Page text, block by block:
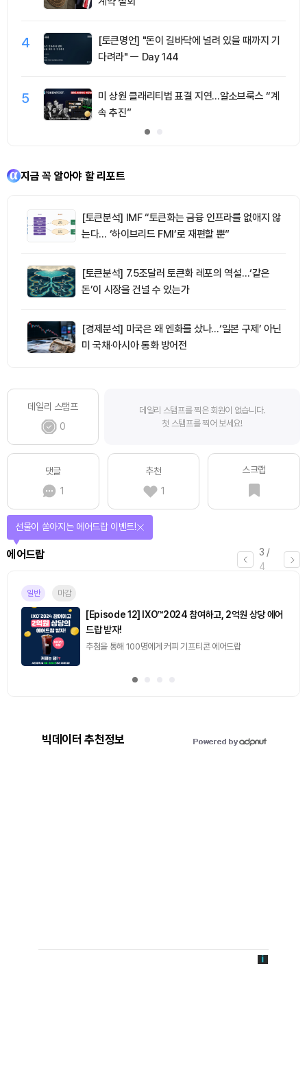
4
[토큰명언] "돈이 길바닥에 널려 있을 때까지 기
다려라" ㅡ Day 144
5
미 상원 클래리티법 표결 지연…알소브룩스 “계
속 추진”
지금 꼭 알아야 할 리포트
[토큰분석] IMF “토큰화는 금융 인프라를 없애지 않
는다… ‘하이브리드 FMI’로 재편할 뿐”
[토큰분석] 7.5조달러 토큰화 레포의 역설…‘같은
돈’이 시장을 건널 수 있는가
[경제분석] 미국은 왜 엔화를 샀나…‘일본 구제’ 아닌
미 국채·아시아 통화 방어전
데일리 스탬프
0
데일리 스탬프를 찍은 회원이 없습니다.
첫 스탬프를 찍어 보세요!
댓글
1
추천
1
스크랩
3 /
4
에어드랍
선물이 쏟아지는 에어드랍 이벤트!
일반 마감
[Episode 12] IXO™2024 참여하고, 2억원 상당 에어
드랍 받자!
추첨을 통해 100명에게 커피 기프티콘 에어드랍
빅데이터 추천정보